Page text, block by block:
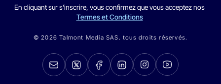
En cliquant sur s'inscrire, vous confirmez que vous acceptez nos
Termes et Conditions
© 2026 Talmont Media SAS. tous droits réservés.